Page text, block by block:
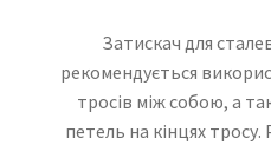
Затискач для
рекомендується
тросів між собою, а
петель на кінцях